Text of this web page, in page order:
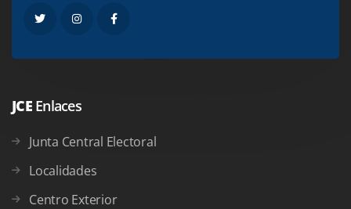
JCE Enlaces
Junta Central Electoral
Localidades
Centro Exterior